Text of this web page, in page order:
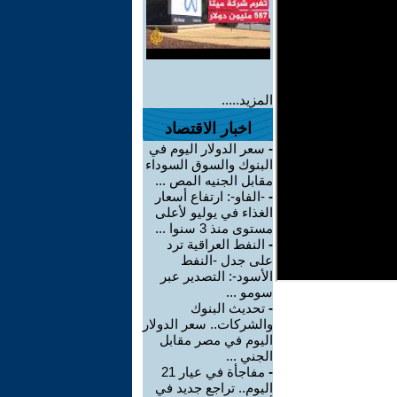
المزيد.....
اخبار الاقتصاد
- سعر الدولار اليوم في
البنوك والسوق السوداء
مقابل الجنيه المص ...
- -الفاو-: ارتفاع أسعار
الغذاء في يوليو لأعلى
مستوى منذ 3 سنوا ...
- النفط العراقية ترد
على جدل -النفط
الأسود-: التصدير عبر
سومو ...
- تحديث البنوك
والشركات.. سعر الدولار
اليوم في مصر مقابل
الجني ...
-
مفاجأة في عيار 21
اليوم.. تراجع جديد في